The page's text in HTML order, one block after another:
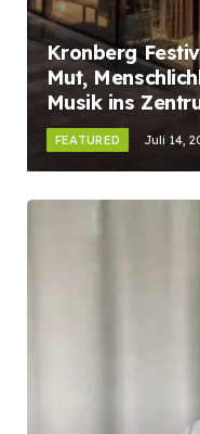
Kronberg
Mut,
Musik ins
FEATURED Juli 14,